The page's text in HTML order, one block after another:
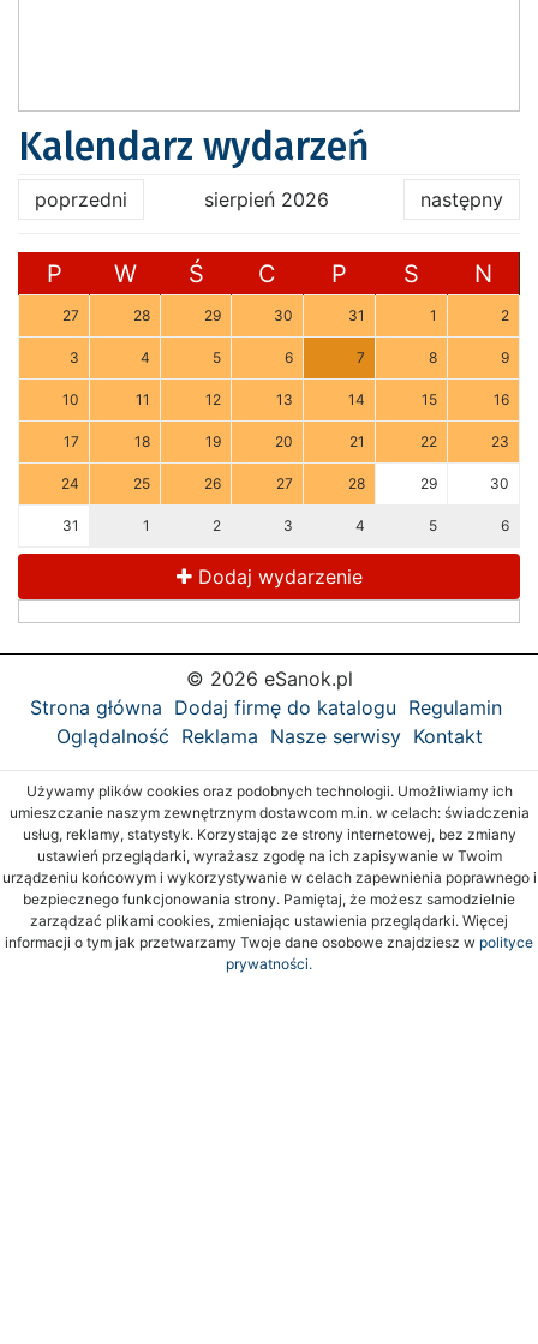
Kalendarz wydarzeń
poprzedni sierpień 2026 następny
P W Ś C P S N
27 28 29 30 31 1 2
3 4 5 6 7 8 9
10 11 12 13 14 15 16
17 18 19 20 21 22 23
24 25 26 27 28 29 30
31 1 2 3 4 5 6
Dodaj wydarzenie
© 2026 eSanok.pl
Strona główna Dodaj firmę do katalogu Regulamin
Oglądalność Reklama Nasze serwisy Kontakt
Używamy plików cookies oraz podobnych technologii. Umożliwiamy ich
umieszczanie naszym zewnętrznym dostawcom m.in. w celach: świadczenia
usług, reklamy, statystyk. Korzystając ze strony internetowej, bez zmiany
ustawień przeglądarki, wyrażasz zgodę na ich zapisywanie w Twoim
urządzeniu końcowym i wykorzystywanie w celach zapewnienia poprawnego i
bezpiecznego funkcjonowania strony. Pamiętaj, że możesz samodzielnie
zarządzać plikami cookies, zmieniając ustawienia przeglądarki. Więcej
informacji o tym jak przetwarzamy Twoje dane osobowe znajdziesz w polityce
prywatności.